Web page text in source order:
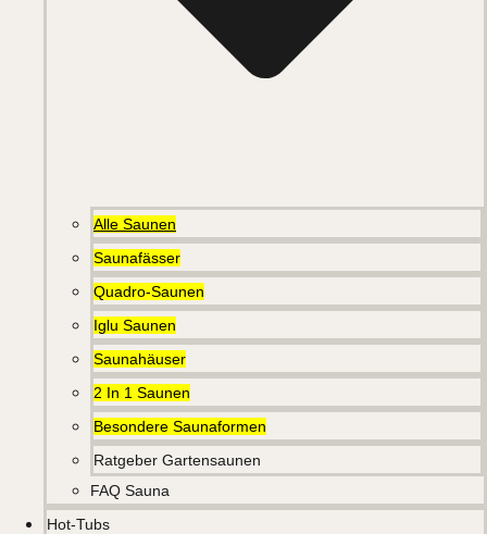
Alle Saunen
Saunafässer
Quadro-Saunen
Iglu Saunen
Saunahäuser
2 In 1 Saunen
Besondere Saunaformen
Ratgeber Gartensaunen
FAQ Sauna
Hot-Tubs